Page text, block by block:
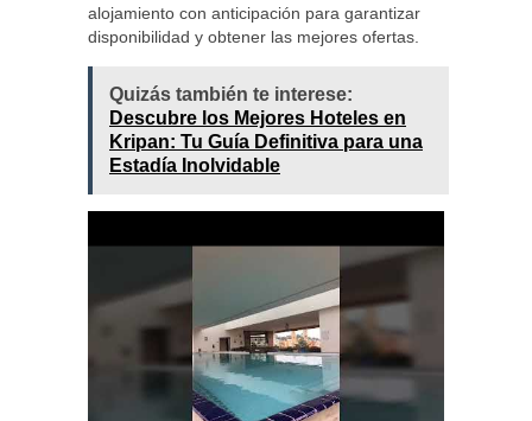
alojamiento con anticipación para garantizar
disponibilidad y obtener las mejores ofertas.
Quizás también te interese:
Descubre los Mejores Hoteles en
Kripan: Tu Guía Definitiva para una
Estadía Inolvidable